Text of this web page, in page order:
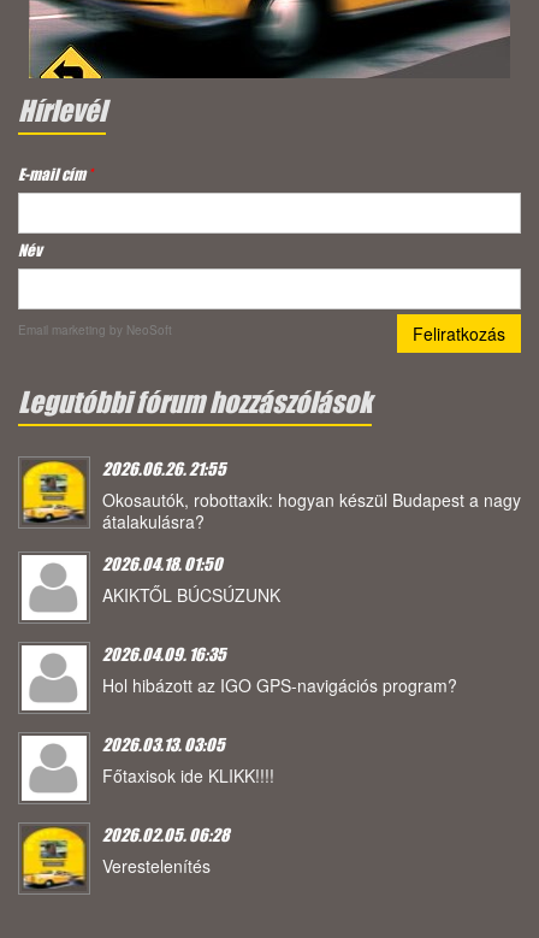
Hírlevél
E-mail cím*
Név
Email marketing by NeoSoft
Legutóbbi fórum hozzászólások
2026.06.26. 21:55
Okosautók, robottaxik: hogyan készül Budapest a nagy
átalakulásra?
2026.04.18. 01:50
AKIKTŐL BÚCSÚZUNK
2026.04.09. 16:35
Hol hibázott az IGO GPS-navigációs program?
2026.03.13. 03:05
Főtaxisok ide KLIKK!!!!
2026.02.05. 06:28
Verestelenítés